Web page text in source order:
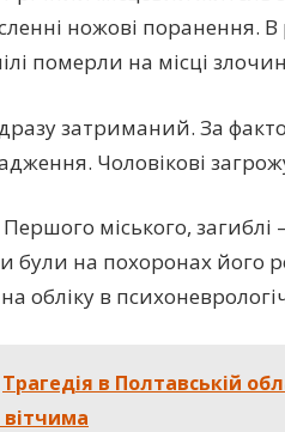
ножові поранення.
померли на місці
затриманий. За
Чоловікові
міського, загиблі
були на похоронах його
обліку в
Трагедія в Полтавській